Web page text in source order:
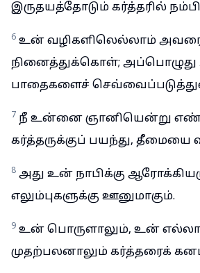
இருதயத்தோடும் கர்த்தரில்
6 உன் வழிகளிலெல்லாம்
நினைத்துக்கொள்;
பாதைகளைச்
7 நீ உன்னை ஞானியென்று
கர்த்தருக்குப் பயந்து, தீமையை
8 அது உன் நாபிக்கு
எலும்புகளுக்கு ஊனுமாகும்.
9 உன் பொருளாலும், உன்
முதற்பலனாலும் கர்த்தரைக்